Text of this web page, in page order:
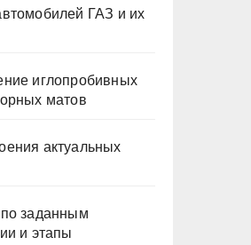
ГАЗ и их
иглопробивных
матов
актуальных
заданным
и этапы